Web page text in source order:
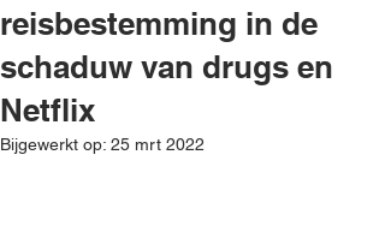
reisbestemming in de
schaduw van drugs en
Netflix
Bijgewerkt op: 25 mrt 2022